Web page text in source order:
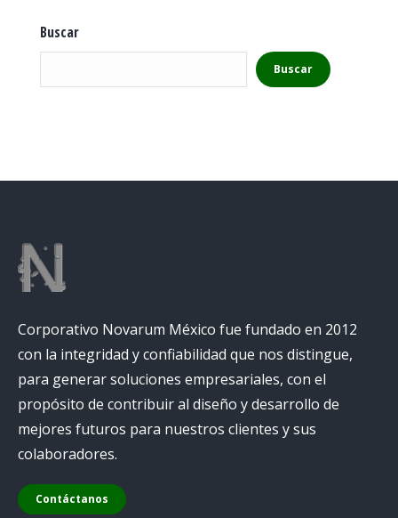
Buscar
Buscar
Corporativo Novarum México fue fundado en 2012
con la integridad y confiabilidad que nos distingue,
para generar soluciones empresariales, con el
propósito de contribuir al diseño y desarrollo de
mejores futuros para nuestros clientes y sus
colaboradores.
Contáctanos